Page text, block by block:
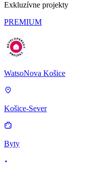
Exkluzívne projekty
PREMIUM
WatsoNova Košice
Košice-Sever
Byty